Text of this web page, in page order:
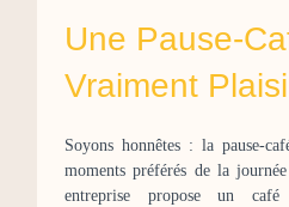
Une Pause-
Vraiment
Soyons honnêtes : la pause-
moments préférés de la
entreprise propose un